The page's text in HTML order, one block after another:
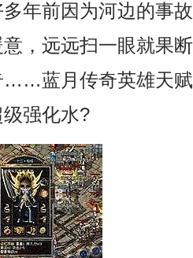
年前因为河边的事
，远远扫一眼就果
……蓝月传奇英雄天
强化水?